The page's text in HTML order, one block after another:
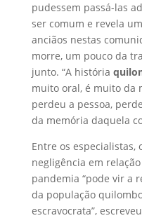
pudessem passá-las
ser comum e revela
anciãos nestas
morre, um pouco da
junto. “A história
muito oral, é muito da
perdeu a pessoa,
da memória daquela
Entre os especialistas,
negligência em
pandemia “pode vir a
da população
escravocrata”,